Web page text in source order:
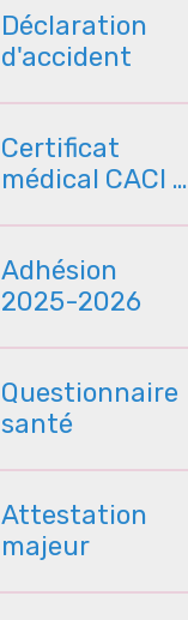
Déclaration
d'accident
Certificat
médical CACI -
Adhésion
2025-2026
Questionnaire
santé
Attestation
majeur